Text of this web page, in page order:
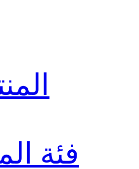
فئة